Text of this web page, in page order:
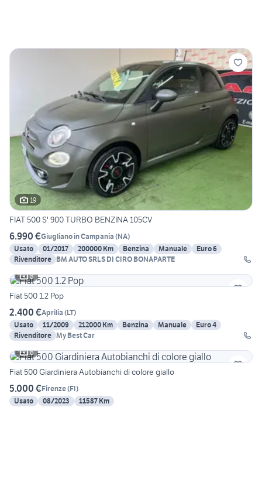
19
FIAT 500 S' 900 TURBO BENZINA 105CV
6.990 €Giugliano in Campania (NA)
Usato
01/2017 200000 Km Benzina Manuale
Euro 6
Rivenditore BM AUTO SRLS DI CIRO BONAPARTE
8
Fiat 500 1.2 Pop
2.400 €Aprilia (LT)
Usato
11/2009 212000 Km Benzina Manuale
Euro 4
Rivenditore My Best Car
6
Fiat 500 Giardiniera Autobianchi di colore giallo
5.000 €Firenze(FI)
Usato
08/2023 11587 Km